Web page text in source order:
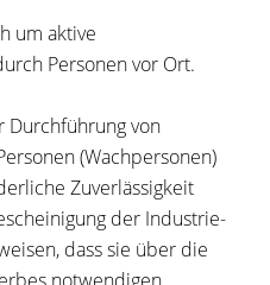
um aktive
Personen vor Ort.
Durchführung von
(Wachpersonen)
Zuverlässigkeit
der Industrie-
dass sie über die